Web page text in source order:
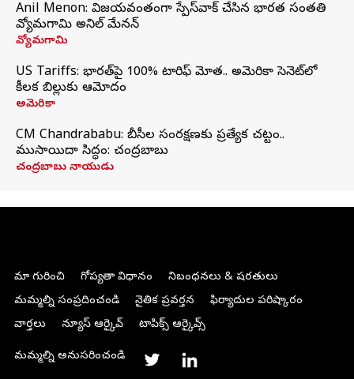
Anil Menon: విజయవంతంగా స్పేస్‌వాక్‌ చేసిన భారత సంతతి
వ్యోమగామి అనిల్‌ మేనన్
వ్యోమగామి
US Tariffs: భారత్‌పై 100% టారిఫ్‌ మోత.. అమెరికా సెనెట్‌లో
కీలక బిల్లుకు ఆమోదం
అమెరికా
CM Chandrababu: బీసీల సంరక్షణకు ప్రత్యేక చట్టం..
ముసాయిదా సిద్ధం: చంద్రబాబు
చంద్రబాబు నాయుడు
మా గురించి గోప్యతా విధానం
నిబంధనలు & షరతులు
మమ్మల్ని సంప్రదించండి
నైతిక ప్రవర్తన
ఫిర్యాదుల పరిష్కారం
వార్తలు
న్యూస్ ఆర్కైవ్ టాపిక్స్ ఆర్కైవ్స్
మమ్మల్ని అనుసరించండి